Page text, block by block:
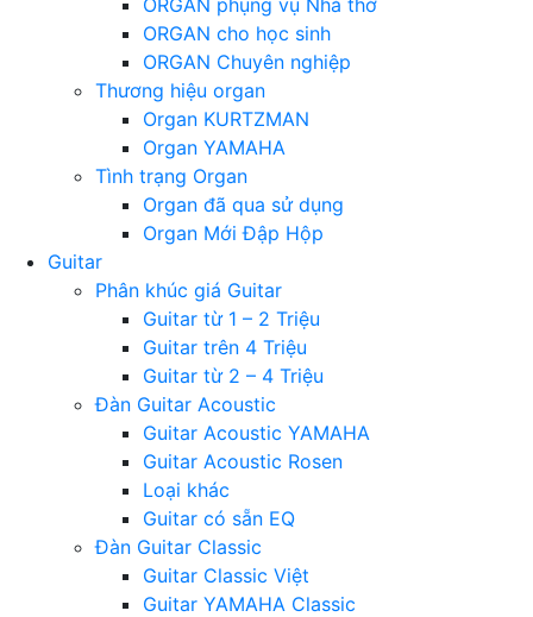
ORGAN phụng vụ Nhà thờ
ORGAN cho học sinh
ORGAN Chuyên nghiệp
Thương hiệu organ
Organ KURTZMAN
Organ YAMAHA
Tình trạng Organ
Organ đã qua sử dụng
Organ Mới Đập Hộp
Guitar
Phân khúc giá Guitar
Guitar từ 1 – 2 Triệu
Guitar trên 4 Triệu
Guitar từ 2 – 4 Triệu
Đàn Guitar Acoustic
Guitar Acoustic YAMAHA
Guitar Acoustic Rosen
Loại khác
Guitar có sẵn EQ
Đàn Guitar Classic
Guitar Classic Việt
Guitar YAMAHA Classic